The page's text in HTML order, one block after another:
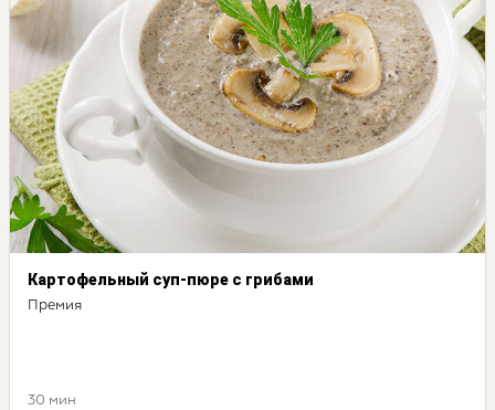
Картофельный суп-пюре с грибами
Премия
30 мин